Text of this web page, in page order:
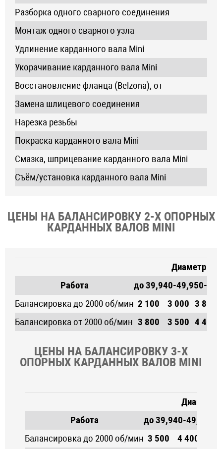
Разборка одного сварного соединения
Монтаж одного сварного узла
Удлинение карданного вала Mini
Укорачивание карданного вала Mini
Восстановление фланца (Belzona), от
Замена шлицевого соединения
Нарезка резьбы
Покраска карданного вала Mini
Смазка, шприцевание карданного вала Mini
Съём/установка карданного вала Mini
ЦЕНЫ НА БАЛАНСИРОВКУ 2-Х ОПОРНЫХ
КАРДАННЫХ ВАЛОВ MINI
Диаметр
Работа
до 39,940-49,950-52
Балансировка до 2000 об/мин 2 100 3 000 3 800
Балансировка от 2000 об/мин 3 800 3 500 4 400
ЦЕНЫ НА БАЛАНСИРОВКУ 3-Х
ОПОРНЫХ КАРДАННЫХ ВАЛОВ MINI
Диаметр
Работа
до 39,940-49,9
Балансировка до 2000 об/мин 3 500 4 400